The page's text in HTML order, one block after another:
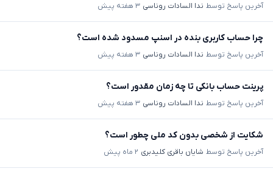
آخرین پاسخ توسط ندا السادات روناسی ۳ هفته پیش
چرا حساب کاربری بنده در اسنپ مسدود شده است؟
آخرین پاسخ توسط ندا السادات روناسی ۳ هفته پیش
پرینت حساب بانکی تا چه زمان مقدور است؟
آخرین پاسخ توسط ندا السادات روناسی ۳ هفته پیش
شکایت از شخصی بدون کد ملی چطور است؟
آخرین پاسخ توسط شایان باقری کلیدبری ۲ ماه پیش